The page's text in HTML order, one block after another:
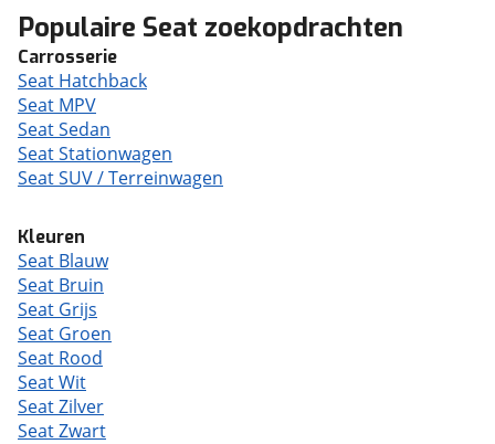
Populaire Seat zoekopdrachten
Carrosserie
Seat Hatchback
Seat MPV
Seat Sedan
Seat Stationwagen
Seat SUV / Terreinwagen
Kleuren
Seat Blauw
Seat Bruin
Seat Grijs
Seat Groen
Seat Rood
Seat Wit
Seat Zilver
Seat Zwart